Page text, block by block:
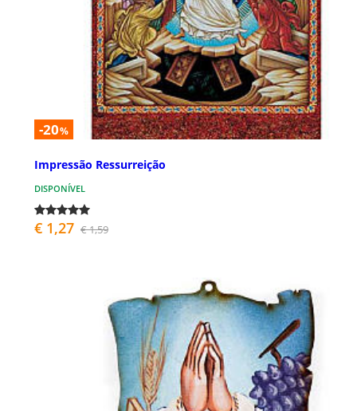
-20%
Impressão Ressurreição
DISPONÍVEL
€ 1,27 € 1,59